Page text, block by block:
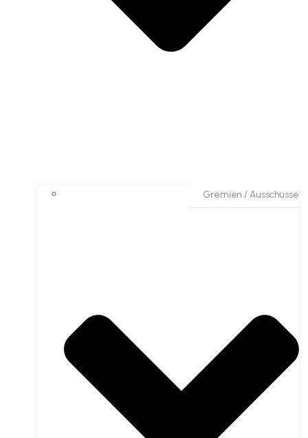
Gremien / Ausschüsse